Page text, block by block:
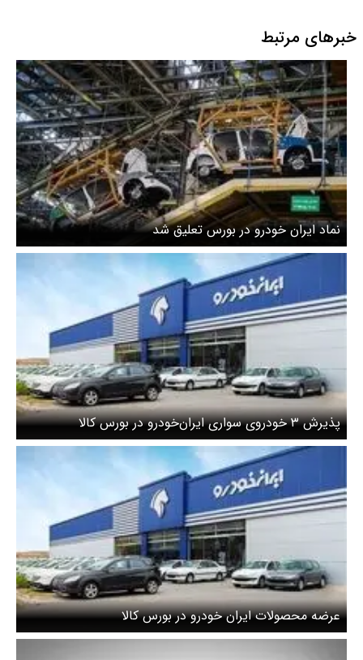
خبرهای مرتبط
نماد ایران خودرو در بورس تعلیق شد
پذیرش ۳ خودروی سواری ایران‌خودرو در بورس کالا
عرضه محصولات ایران خودرو در بورس کالا